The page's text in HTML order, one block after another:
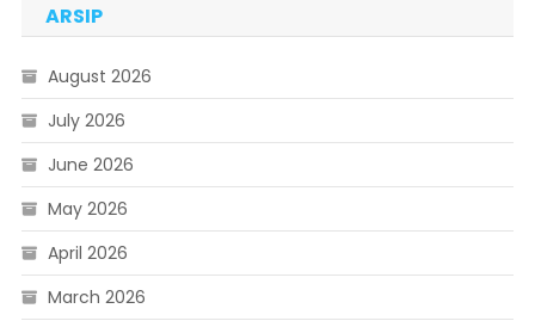
ARSIP
August 2026
July 2026
June 2026
May 2026
April 2026
March 2026